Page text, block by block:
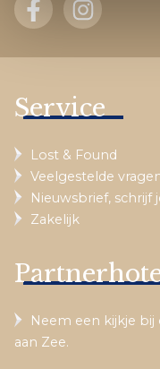
Service
Lost & Found
Veelgestelde
Nieuwsbrief, schrijf
Zakelijk
Neem een kijkje
aan Zee.